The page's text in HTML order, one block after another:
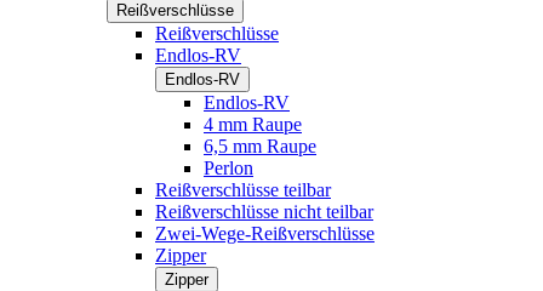
Reißverschlüsse
Reißverschlüsse
Endlos-RV
Endlos-RV
Endlos-RV
4 mm Raupe
6,5 mm Raupe
Perlon
Reißverschlüsse teilbar
Reißverschlüsse nicht teilbar
Zwei-Wege-Reißverschlüsse
Zipper
Zipper